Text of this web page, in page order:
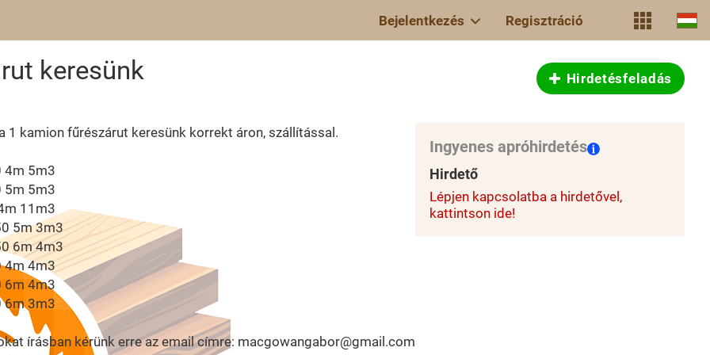
Bejelentkezés Regisztráció
keresünk Hirdetésfeladás
1 kamion fűrészárut keresünk korrekt áron, szállítással.
4m 5m3
5m 5m3
11m3
5m 3m3
6m 4m3
4m 4m3
6m 4m3
6m 3m3
írásban kérünk erre az email címre: macgowangabor@gmail.com
Ingyenes apróhirdetés
Hirdető
Lépjen kapcsolatba a hirdetővel,
kattintson ide!